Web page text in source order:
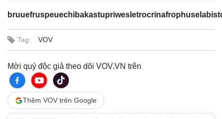
Tag: VOV
Mời quý độc giả theo dõi VOV.VN trên
Thêm VOV trên Google